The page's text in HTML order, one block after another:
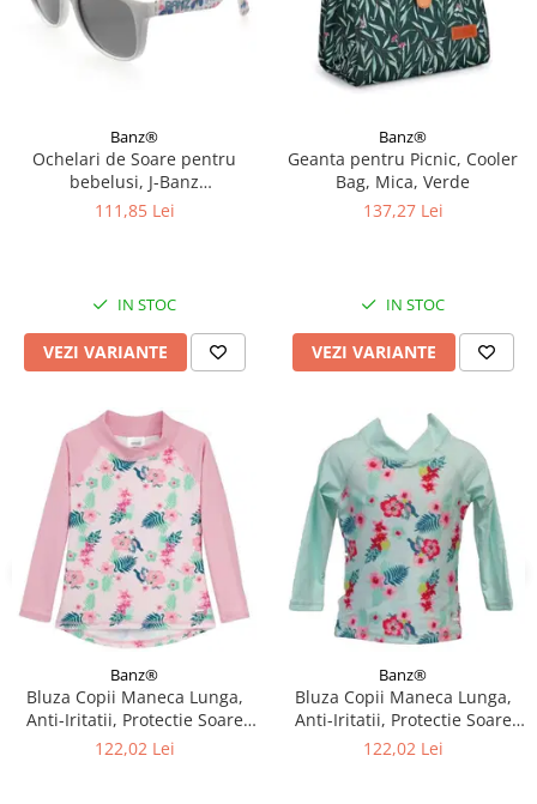
Banz®
Ochelari de Soare pentru
bebelusi, J-Banz
Beachcomber, 1-2 ani, Diverse
111,85 Lei
IN STOC
VEZI VARIANTE
Banz®
Geanta pentru Picnic, Cooler
Bag, Mica, Verde
137,27 Lei
IN STOC
VEZI VARIANTE
Banz®
Bluza Copii Maneca Lunga,
Anti-Iritatii, Protectie Soare
UPF50+, Floral Pink, Diverse
122,02 Lei
Banz®
Bluza Copii Maneca Lunga,
Anti-Iritatii, Protectie Soare
UPF50+, Floral Mint, Diverse
122,02 Lei